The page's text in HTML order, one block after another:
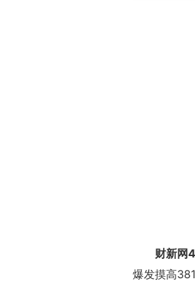
财新网
爆发摸高